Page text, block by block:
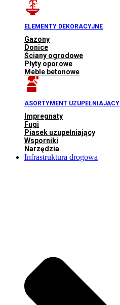
ELEMENTY DEKORACYJNE
Gazony
Donice
Ściany ogrodowe
Płyty oporowe
Meble betonowe
ASORTYMENT UZUPEŁNIAJĄCY
Impregnaty
Fugi
Piasek uzupełniający
Wsporniki
Narzędzia
Infrastruktura drogowa